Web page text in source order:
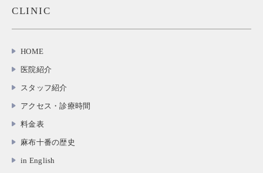
CLINIC
HOME
医院紹介
スタッフ紹介
アクセス・診療時間
料金表
麻布十番の歴史
in English